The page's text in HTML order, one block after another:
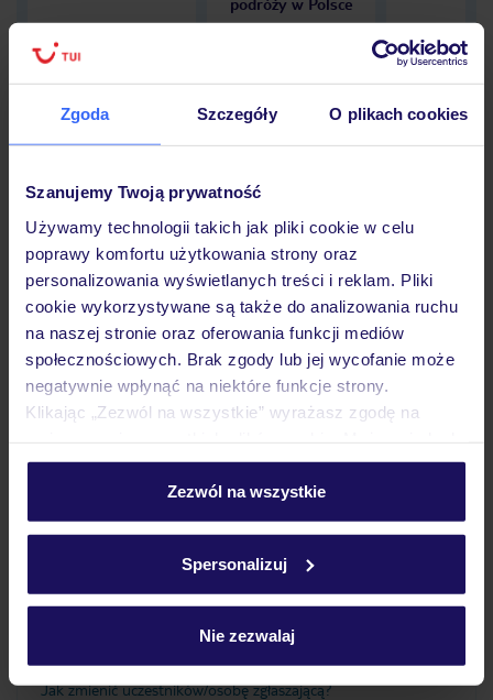
Zgoda Szczegóły O plikach cookies
Szanujemy Twoją prywatność
Używamy technologii takich jak pliki cookie w celu
poprawy komfortu użytkowania strony oraz
personalizowania wyświetlanych treści i reklam. Pliki
cookie wykorzystywane są także do analizowania ruchu
na naszej stronie oraz oferowania funkcji mediów
społecznościowych. Brak zgody lub jej wycofanie może
negatywnie wpłynąć na niektóre funkcje strony.
Klikając „Zezwól na wszystkie” wyrażasz zgodę na
personalizować swój wybór wchodząc w zakładkę
Szczegółowe informacje o plikach cookie znajdziesz
Zezwól na wszystkie
Spersonalizuj
Nie zezwalaj
Hotel
Opinie
Pokoje
Wyżywienie
Ważne informacje
Jak zmienić uczestników/osobę zgłaszającą?